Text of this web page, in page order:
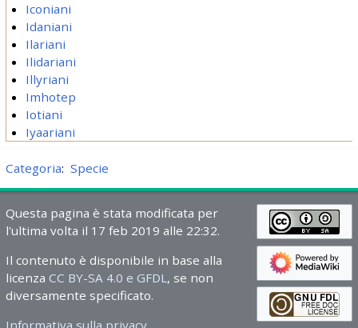
Iconiani
Idaniani
Ilariani
Ilidariani
Illyriani
Imhotep
Iotiani
Iyaariani
Categoria: Specie
Questa pagina è stata modificata per
l'ultima volta il 17 feb 2019 alle 22:32.
Il contenuto è disponibile in base alla
licenza CC BY-SA 4.0 e GFDL, se non
diversamente specificato.